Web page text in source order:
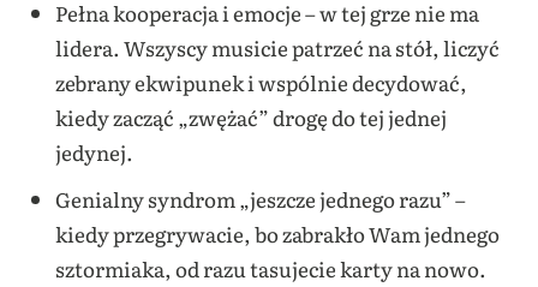
Pełna kooperacja i emocje – w tej grze nie ma
lidera. Wszyscy musicie patrzeć na stół, liczyć
zebrany ekwipunek i wspólnie decydować,
kiedy zacząć „zwężać” drogę do tej jednej
jedynej.
Genialny syndrom „jeszcze jednego razu” –
kiedy przegrywacie, bo zabrakło Wam jednego
sztormiaka, od razu tasujecie karty na nowo.